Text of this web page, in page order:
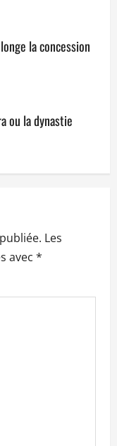
la concession
ou la dynastie
Les
avec *